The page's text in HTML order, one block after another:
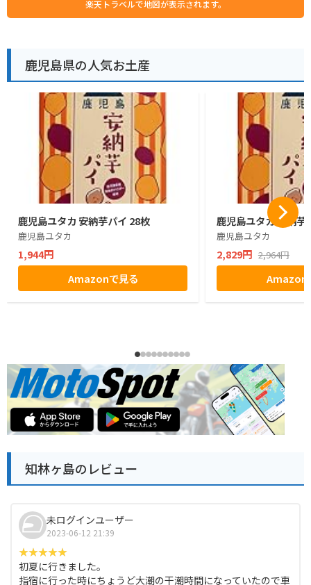
楽天トラベルで地図が表示されます。
鹿児島県の人気お土産
鹿児島ユタカ 安納芋パイ 28枚
鹿児島ユタカ
1,944円
Amazonで見る
鹿児島ユタカ 安納
鹿児島ユタカ
2,829円 2,964円
Amazon
知林ヶ島のレビュー
未ログインユーザー
2023-06-12 21:39
初夏に行きました。
指宿に行った時にちょうど大潮の干潮時間になっていたので車